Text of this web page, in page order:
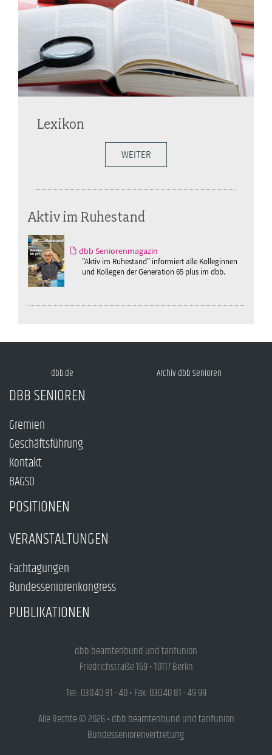
Lexikon
WEITER
Aktiv im Ruhestand
dbb Seniorenmagazin
"Aktiv im Ruhestand" informiert alle Kolleginnen
und Kollegen der Generation 65 plus im dbb.
dbb.de Archiv dbb Senioren
DBB SENIOREN
Gremien
Geschäftsführung
Kontakt
BAGSO
POSITIONEN
VERANSTALTUNGEN
Fachtagungen
Bundesseniorenkongress
PUBLIKATIONEN
dbb beamtenbund und tarifunion
Friedrichstraße 169 • 10117 Berlin
Tel.: 030.40 81 - 40 • Fax: 030.40 81 - 49 99
Alle Rechte © 2026 • dbb beamtenbund und tarifunion
Bundesseniorenvertretung